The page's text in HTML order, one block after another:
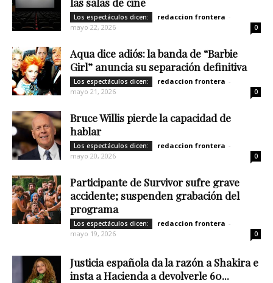
Los espectáculos dicen: redaccion frontera -
mayo 22, 2026
0
Aqua dice adiós: la banda de “Barbie
Girl” anuncia su separación definitiva
Los espectáculos dicen: redaccion frontera -
mayo 21, 2026
0
Bruce Willis pierde la capacidad de
hablar
Los espectáculos dicen: redaccion frontera -
mayo 20, 2026
0
Participante de Survivor sufre grave
accidente; suspenden grabación del
programa
Los espectáculos dicen: redaccion frontera -
mayo 19, 2026
0
Justicia española da la razón a Shakira e
insta a Hacienda a devolverle 60...